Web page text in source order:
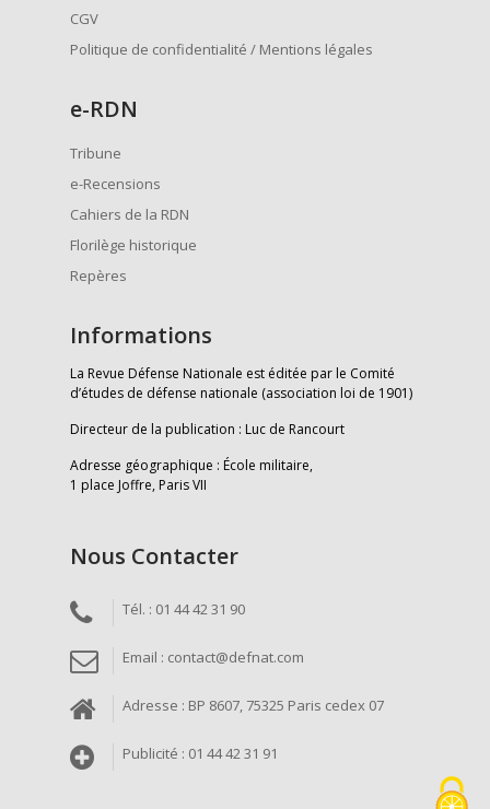
CGV
Politique de confidentialité / Mentions légales
e-RDN
Tribune
e-Recensions
Cahiers de la RDN
Florilège historique
Repères
Informations
La Revue Défense Nationale est éditée par le Comité
d’études de défense nationale (association loi de 1901)
Directeur de la publication : Luc de Rancourt
Adresse géographique : École militaire,
1 place Joffre, Paris VII
Nous Contacter
Tél. : 01 44 42 31 90
Email : contact@defnat.com
Adresse : BP 8607, 75325 Paris cedex 07
Publicité : 01 44 42 31 91